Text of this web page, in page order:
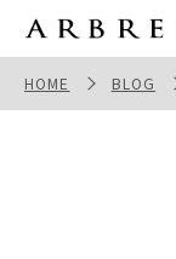
神戸市須磨区Ｈ様
HOME BLOG